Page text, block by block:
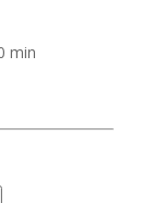
min